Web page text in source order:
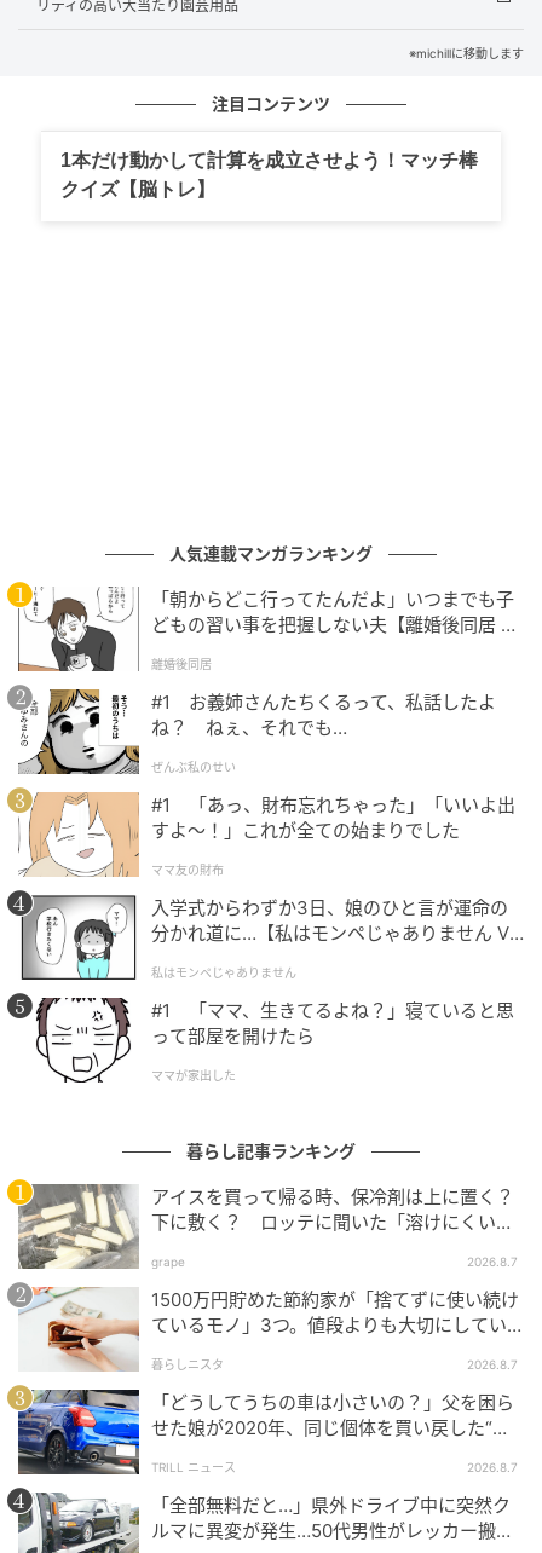
セリアの掃除グッズ売り場で見つけた『お掃除用ミニ
michill
掃除をしていると、できれば直接触りたくない汚れっ
てありますよね。排水口に溜まった髪の毛や、ベラン
ダで見つけた害虫、細かいゴミなど…
そんな少し不快に感じる掃除をスマートに解決してく
れるのがこのアイテム。しかも10本入りで￥110（税
込）と、コスパも◎
さらに、サイズが約120mm×8mmとコンパクトなの
で、保管場所に困らないのも魅力です。
メンテナンスも不要！セリアの『お掃除用ミ
michill
リティの高い大当たり園芸用品
※michillに移動します
注目コンテンツ
1本だけ動かして計算を成立させよう！マッチ棒
クイズ【脳トレ】
人気連載マンガランキング
「朝からどこ行ってたんだよ」いつまでも子
どもの習い事を把握しない夫【離婚後同居 Vo
離婚後同居
#1 お義姉さんたちくるって、私話したよ
ね？ ねぇ、それでも…
ぜんぶ私のせい
#1 「あっ、財布忘れちゃった」「いいよ出
すよ〜！」これが全ての始まりでした
ママ友の財布
入学式からわずか3日、娘のひと言が運命の
分かれ道に…【私はモンペじゃありません Vo
私はモンペじゃありません
#1 「ママ、生きてるよね？」寝ていると思
って部屋を開けたら
ママが家出した
暮らし記事ランキング
アイスを買って帰る時、保冷剤は上に置く？
下に敷く？ ロッテに聞いた「溶けにくい持
grape 2026.8.7
1500万円貯めた節約家が「捨てずに使い続け
ているモノ」3つ。値段よりも大切にしてい
暮らしニスタ 2026.8.7
「どうしてうちの車は小さいの？」父を困ら
せた娘が2020年、同じ個体を買い戻した“意
TRILL ニュース 2026.8.7
「全部無料だと…」県外ドライブ中に突然ク
ルマに異変が発生…50代男性がレッカー搬送